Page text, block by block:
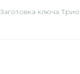
Заготовка ключа